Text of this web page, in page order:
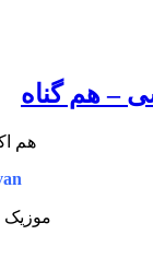
– هم گناه
هم
موزیک